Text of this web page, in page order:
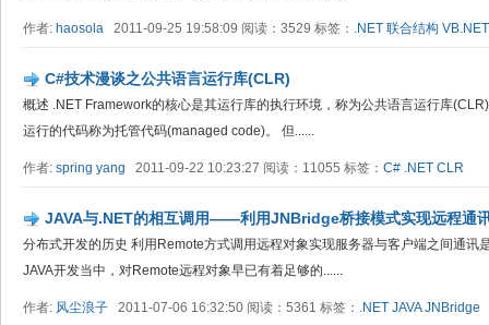
作者: haosola 2011-09-25 19:58:09 阅读：3529 标签： .NET 联合结构 VB.NET
C#技术漫谈之公共语言运行库(CLR)
概述 .NET Framework的核心是其运行库的执行环境，称为公共语言运行库
运行的代码称为托管代码(managed code)。 但......
作者: spring yang 2011-09-22 10:23:27 阅读：11055 标签： C# .NET CLR
JAVA与.NET的相互调用——利用JNBridge桥接模式实现远程通
分布式开发的历史 利用Remote方式调用远程对象实现服务器与客户端之间通讯
JAVA开发当中，对Remote远程对象早已有着足够的......
作者: 风尘浪子 2011-07-06 16:32:50 阅读：5361 标签： .NET JAVA JNBridge